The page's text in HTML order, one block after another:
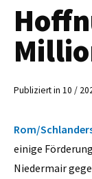
Publiziert in 10 /
Rom/
einige
Niedermair